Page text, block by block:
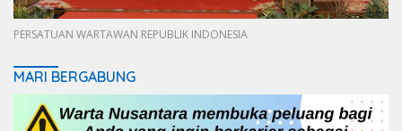
PERSATUAN WARTAWAN REPUBLIK INDONESIA
MARI BERGABUNG